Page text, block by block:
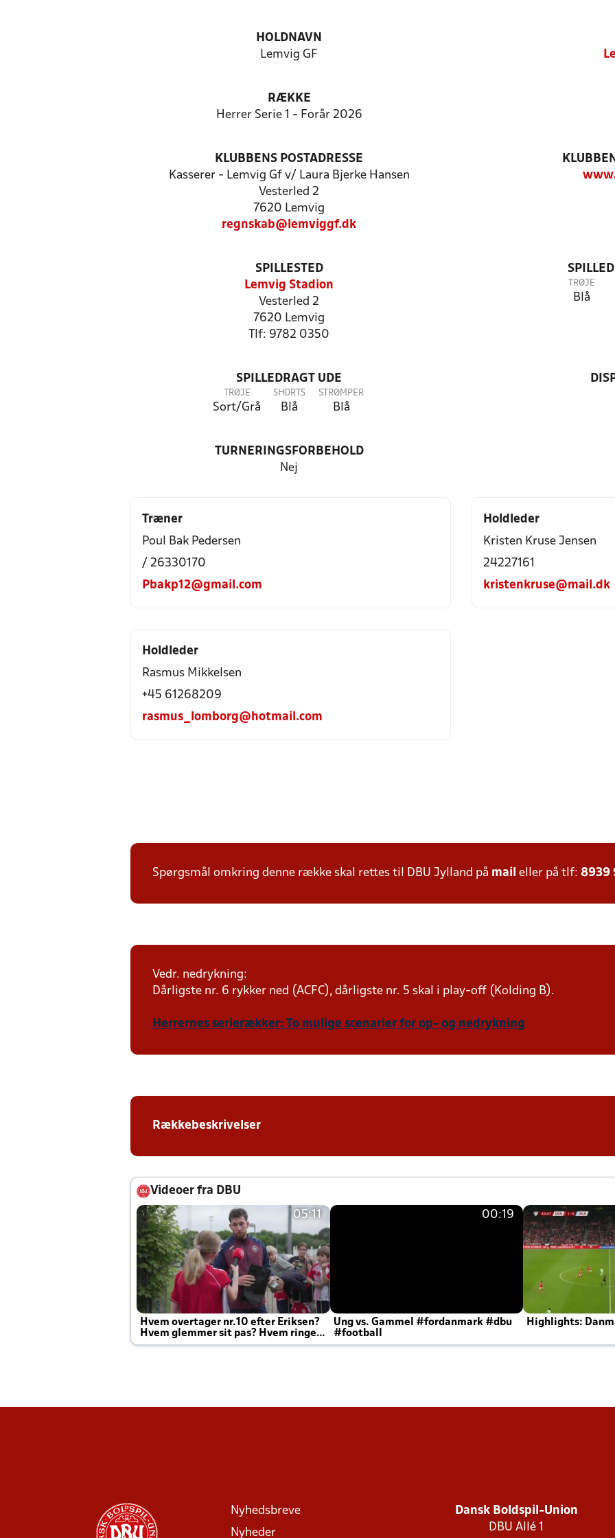
HOLDNAVN
Lemvig GF
RÆKKE
Herrer Serie 1 - Forår 2026
KLUBBENS POSTADRESSE
Kasserer - Lemvig Gf v/ Laura Bjerke Hansen
Vesterled 2
7620 Lemvig
regnskab@lemviggf.dk
SPILLESTED
Lemvig Stadion
Vesterled 2
7620 Lemvig
Tlf: 9782 0350
TRØJE
Blå
SPILLEDRAGT UDE
TRØJE
Sort/Grå
SHORTS
Blå
STRØMPER
Blå
TURNERINGSFORBEHOLD
Nej
Træner
Poul Bak Pedersen
/ 26330170
Pbakp12@gmail.com
Holdleder
Kristen Kruse Jensen
24227161
kristenkruse@mail.dk
Holdleder
Rasmus Mikkelsen
+45 61268209
rasmus_lomborg@hotmail.com
Spørgsmål omkring denne række skal rettes til DBU Jylland på mail eller på tlf: 8939
Vedr. nedrykning:
Dårligste nr. 6 rykker ned (ACFC), dårligste nr. 5 skal i play-off (Kolding B).
Herrernes serierækker: To mulige scenarier for op- og nedrykning
Rækkebeskrivelser
Videoer fra DBU
05:11
Hvem overtager nr.10 efter Eriksen?
Hvem glemmer sit pas? Hvem ringer
Joachim altid til efter kampe?
00:19
Ung vs. Gammel #fordanmark #dbu
#football
Highlights:
Nyhedsbreve
Nyheder
Dansk Boldspil-Union
DBU Allé 1